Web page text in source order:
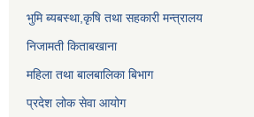
भुमि ब्यबस्था,कृषि तथा सहकारी मन्त्रालय
निजामती किताबखाना
महिला तथा बालबालिका बिभाग
प्रदेश लोक सेवा आयोग